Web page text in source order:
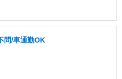
問/車通勤OK